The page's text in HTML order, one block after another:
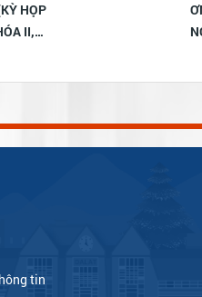
HỌP
II,
tin